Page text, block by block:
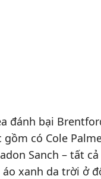
đánh bại
có Cole
Sanch – tất
xanh da trời ở